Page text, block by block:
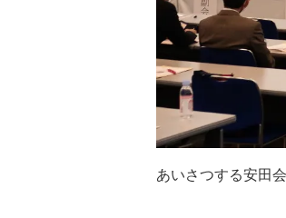
あいさつする安田